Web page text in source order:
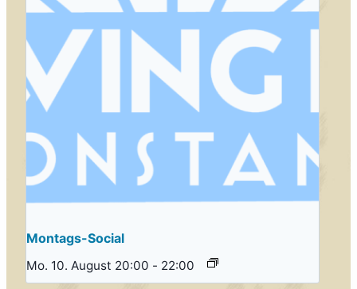
Montags-Social
Mo. 10. August 20:00 - 22:00